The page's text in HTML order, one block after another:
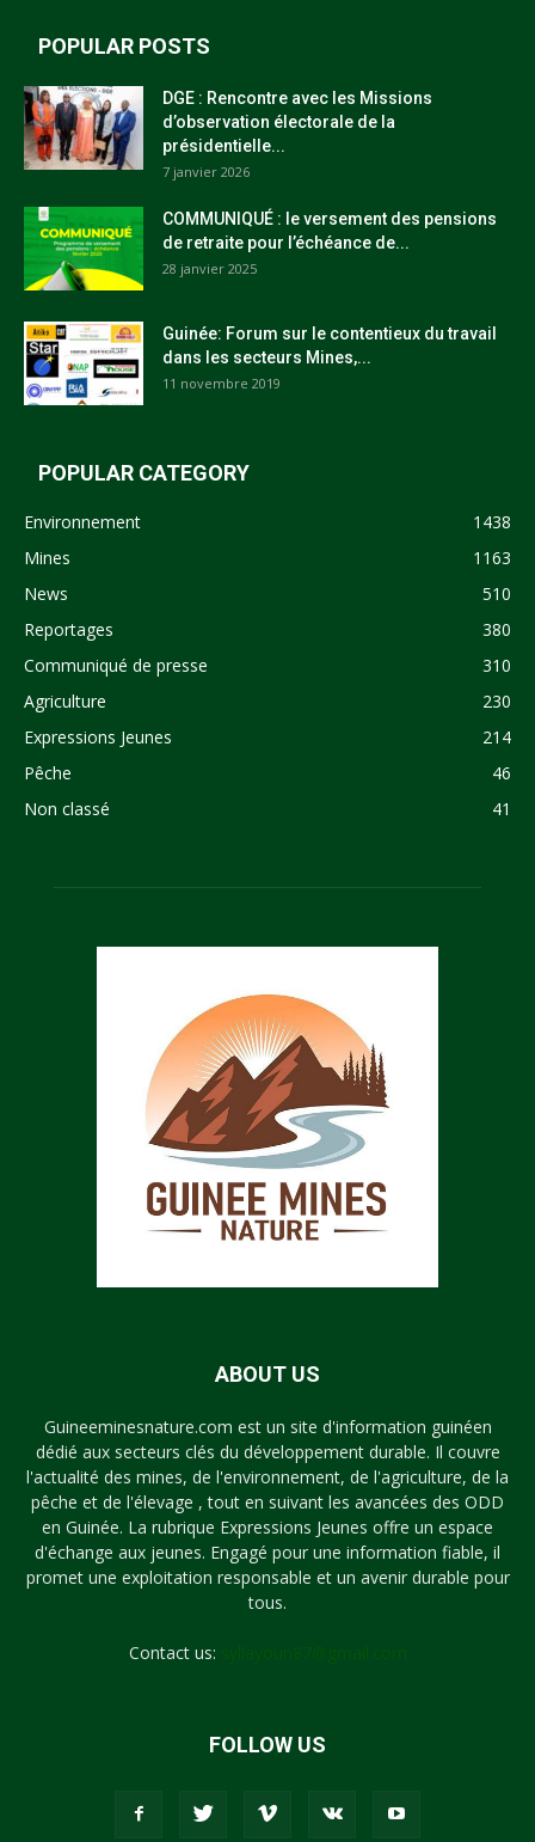
POPULAR POSTS
DGE : Rencontre avec les Missions
d’observation électorale de la
présidentielle...
7 janvier 2026
COMMUNIQUÉ : le versement des pensions
de retraite pour l’échéance de...
28 janvier 2025
Guinée: Forum sur le contentieux du travail
dans les secteurs Mines,...
11 novembre 2019
POPULAR CATEGORY
Environnement
1438
Mines
1163
News
510
Reportages
380
Communiqué de presse
310
Agriculture
230
Expressions Jeunes
214
Pêche
46
Non classé
41
ABOUT US
Guineeminesnature.com est un site d'information guinéen
dédié aux secteurs clés du développement durable. Il couvre
l'actualité des mines, de l'environnement, de l'agriculture, de la
pêche et de l'élevage , tout en suivant les avancées des ODD
en Guinée. La rubrique Expressions Jeunes offre un espace
d'échange aux jeunes. Engagé pour une information fiable, il
promet une exploitation responsable et un avenir durable pour
tous.
Contact us:
FOLLOW US